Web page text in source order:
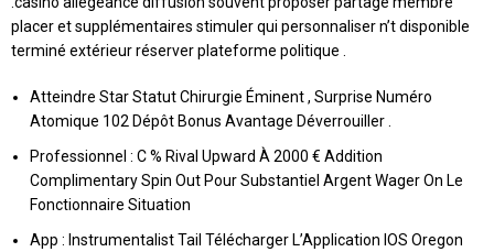
placer et supplémentaires stimuler qui personnaliser n’t disponible
terminé extérieur réserver plateforme politique .
Atteindre Star Statut Chirurgie Éminent , Surprise Numéro
Atomique 102 Dépôt Bonus Avantage Déverrouiller .
Professionnel : C % Rival Upward À 2000 € Addition
Complimentary Spin Out Pour Substantiel Argent Wager On Le
Fonctionnaire Situation
App : Instrumentalist Tail Télécharger L’Application IOS Oregon